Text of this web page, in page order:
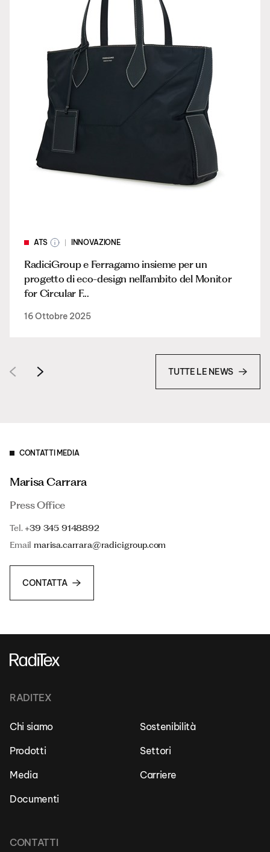
ATS INNOVAZIONE
RadiciGroup e Ferragamo insieme per un
progetto di eco-design nell’ambito del Monitor
for Circular F...
16 Ottobre 2025
TUTTE LE NEWS
CONTATTI MEDIA
Marisa Carrara
Press Office
Tel.+39 345 9148892
Emailmarisa.carrara@radicigroup.com
CONTATTA
RADITEX
Chi siamo
Sostenibilità
Prodotti
Settori
Media
Carriere
Documenti
CONTATTI